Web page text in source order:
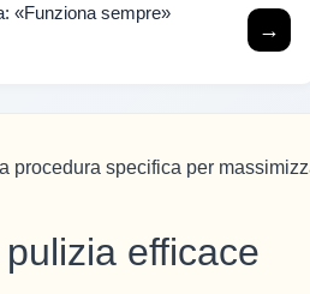
«Funziona sempre»
→
procedura specifica per
efficace